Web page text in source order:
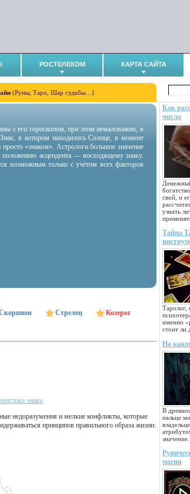
РОСТЕЛЕКОМ КАРТА САЙТА
(Руны, Таро, Шар судьбы…)
Как
число
свой, и
узнать
Тайна
Таролог,
именно
стоит ли
На
В
пальце
значение.
магии
с его гороскопом, при этом немаловажно, в
в котором находилось Солнце, в момент
«знаком». Астрологи большое значение
асцендента — восходящему знаку.
возможным только с учётом всех факторов
Стрелец
Козерог
знака
недоразумения и мелкие конфликты, которые
принципов правильного образа жизни: